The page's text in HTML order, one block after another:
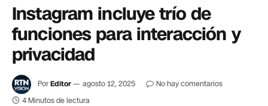
Instagram incluye trío de
funciones para interacción y
privacidad
PorEditor agosto 12, 2025
No hay comentarios
4 Minutos de lectura